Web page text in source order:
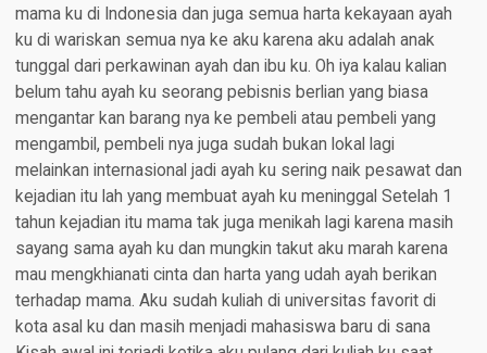
mama ku di Indonesia dan juga semua harta kekayaan ayah
ku di wariskan semua nya ke aku karena aku adalah anak
tunggal dari perkawinan ayah dan ibu ku. Oh iya kalau kalian
belum tahu ayah ku seorang pebisnis berlian yang biasa
mengantar kan barang nya ke pembeli atau pembeli yang
mengambil, pembeli nya juga sudah bukan lokal lagi
melainkan internasional jadi ayah ku sering naik pesawat dan
kejadian itu lah yang membuat ayah ku meninggal Setelah 1
tahun kejadian itu mama tak juga menikah lagi karena masih
sayang sama ayah ku dan mungkin takut aku marah karena
mau mengkhianati cinta dan harta yang udah ayah berikan
terhadap mama. Aku sudah kuliah di universitas favorit di
kota asal ku dan masih menjadi mahasiswa baru di sana